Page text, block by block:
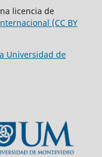
licencia de
(CC BY
Universidad de